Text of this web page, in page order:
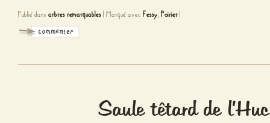
Publié dans arbres remarquables Marqué avec Fessy, Poirier
Saule têtard de